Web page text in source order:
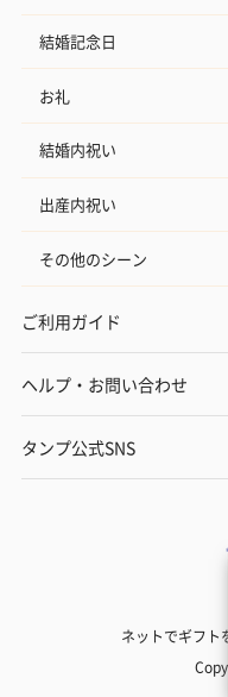
結婚記念日
お礼
結婚内祝い
出産内祝い
その他のシーン
ご利用ガイド
ヘルプ・お問い合わせ
タンプ公式SNS
ネットでギフト